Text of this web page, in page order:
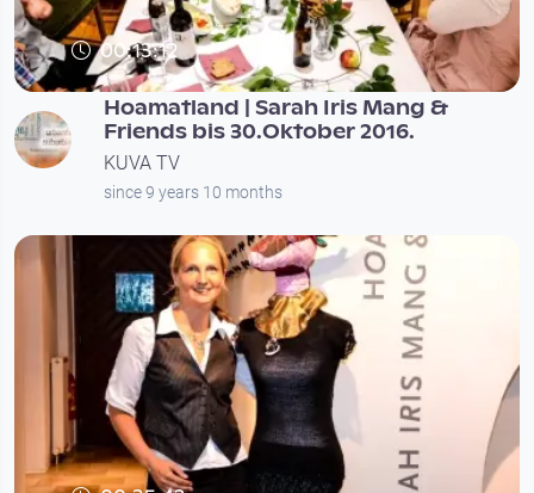
00:13:12
Hoamatland | Sarah Iris Mang &
Friends bis 30.Oktober 2016.
KUVA TV
since 9 years 10 months